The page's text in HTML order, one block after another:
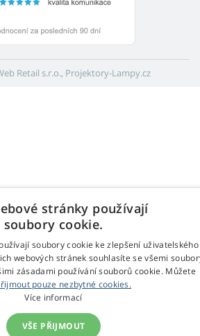
Retail s.r.o., Projektory-Lampy.cz
stránky používají
soubory cookie.
soubory cookie ke zlepšení uživatelského
webových stránek souhlasíte se všemi
zásadami používání souborů cookie. Můžete
pouze nezbytné cookies.
Více informací
VŠE PŘIJMOUT